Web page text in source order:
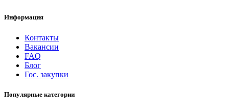
Информация
Контакты
Вакансии
FAQ
Блог
Гос. закупки
Популярные категории